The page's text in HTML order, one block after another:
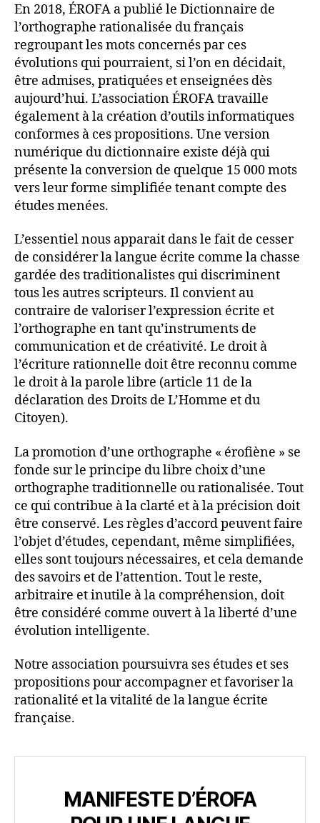
En 2018, ÉROFA a publié le Dictionnaire de
l’orthographe rationalisée du français
regroupant les mots concernés par ces
évolutions qui pourraient, si l’on en décidait,
être admises, pratiquées et enseignées dès
aujourd’hui. L’association ÉROFA travaille
également à la création d’outils informatiques
conformes à ces propositions. Une version
numérique du dictionnaire existe déjà qui
présente la conversion de quelque 15 000 mots
vers leur forme simplifiée tenant compte des
études menées.
L’essentiel nous apparait dans le fait de cesser
de considérer la langue écrite comme la chasse
gardée des traditionalistes qui discriminent
tous les autres scripteurs. Il convient au
contraire de valoriser l’expression écrite et
l’orthographe en tant qu’instruments de
communication et de créativité. Le droit à
l’écriture rationnelle doit être reconnu comme
le droit à la parole libre (article 11 de la
déclaration des Droits de L’Homme et du
Citoyen).
La promotion d’une orthographe « érofiène » se
fonde sur le principe du libre choix d’une
orthographe traditionnelle ou rationalisée. Tout
ce qui contribue à la clarté et à la précision doit
être conservé. Les règles d’accord peuvent faire
l’objet d’études, cependant, même simplifiées,
elles sont toujours nécessaires, et cela demande
des savoirs et de l’attention. Tout le reste,
arbitraire et inutile à la compréhension, doit
être considéré comme ouvert à la liberté d’une
évolution intelligente.
Notre association poursuivra ses études et ses
propositions pour accompagner et favoriser la
rationalité et la vitalité de la langue écrite
française.
MANIFESTE D’ÉROFA